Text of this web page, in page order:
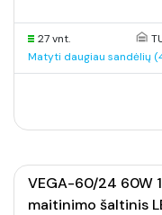
27 vnt.
Matyti daugiau sandėlių
VEGA-60/24 60W
maitinimo šaltinis